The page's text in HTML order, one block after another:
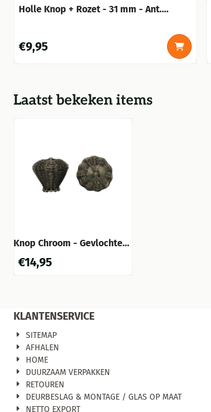
Holle Knop + Rozet - 31 mm - Ant.
Prijs: 9,95
€9,95
Laatst bekeken items
Knop Chroom - Gevlochten
€14,95
KLANTENSERVICE
SITEMAP
AFHALEN
HOME
DUURZAAM VERPAKKEN
RETOUREN
DEURBESLAG & MONTAGE / GLAS OP MAAT
NETTO EXPORT